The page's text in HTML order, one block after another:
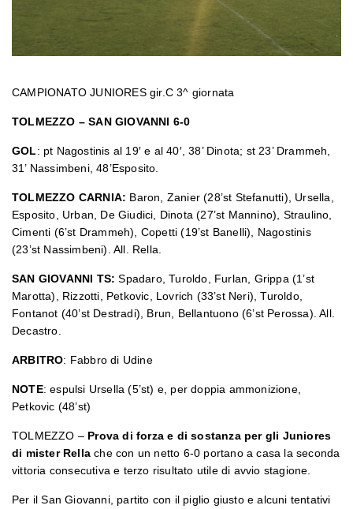
CAMPIONATO JUNIORES gir.C 3^ giornata
TOLMEZZO – SAN GIOVANNI 6-0
GOL: pt Nagostinis al 19′ e al 40′, 38’ Dinota; st 23’ Drammeh,
31’ Nassimbeni, 48’Esposito.
TOLMEZZO CARNIA: Baron, Zanier (28’st Stefanutti), Ursella,
Esposito, Urban, De Giudici, Dinota (27’st Mannino), Straulino,
Cimenti (6’st Drammeh), Copetti (19’st Banelli), Nagostinis
(23’st Nassimbeni). All. Rella.
SAN GIOVANNI TS: Spadaro, Turoldo, Furlan, Grippa (1’st
Marotta), Rizzotti, Petkovic, Lovrich (33’st Neri), Turoldo,
Fontanot (40’st Destradi), Brun, Bellantuono (6’st Perossa). All.
Decastro.
ARBITRO: Fabbro di Udine
NOTE: espulsi Ursella (5’st) e, per doppia ammonizione,
Petkovic (48’st)
TOLMEZZO – Prova di forza e di sostanza per gli Juniores
di mister Rella che con un netto 6-0 portano a casa la seconda
vittoria consecutiva e terzo risultato utile di avvio stagione.
Per il San Giovanni, partito con il piglio giusto e alcuni tentativi